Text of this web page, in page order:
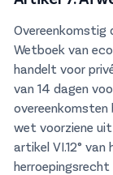
Overeenkomstig
Wetboek van
handelt voor
van 14 dagen
overeenkomsten
wet voorziene
artikel VI.12°